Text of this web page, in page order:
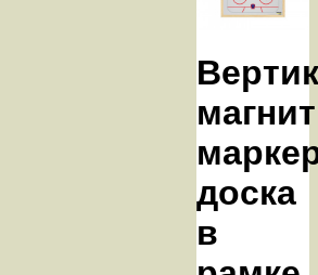
доска
в